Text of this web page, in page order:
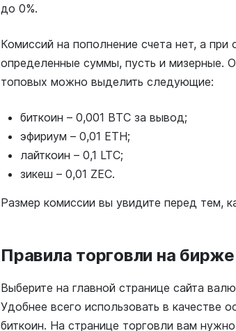
до 0%.
Комиссий на пополнение счета нет, а
определенные суммы, пусть и мизерные.
топовых можно выделить следующие:
биткоин – 0,001 BTC за вывод;
эфириум – 0,01 ETH;
лайткоин – 0,1 LTC;
зикеш – 0,01 ZEC.
Размер комиссии вы увидите перед тем,
Правила торговли на
Выберите на главной странице сайта
Удобнее всего использовать в качестве
биткоин. На странице торговли вам